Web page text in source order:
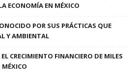
ECONOMÍA EN MÉXICO
POR SUS PRÁCTICAS QUE
Y AMBIENTAL
CRECIMIENTO FINANCIERO DE MILES
MÉXICO